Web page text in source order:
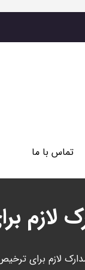
تماس با ما
لازم
لازم برای